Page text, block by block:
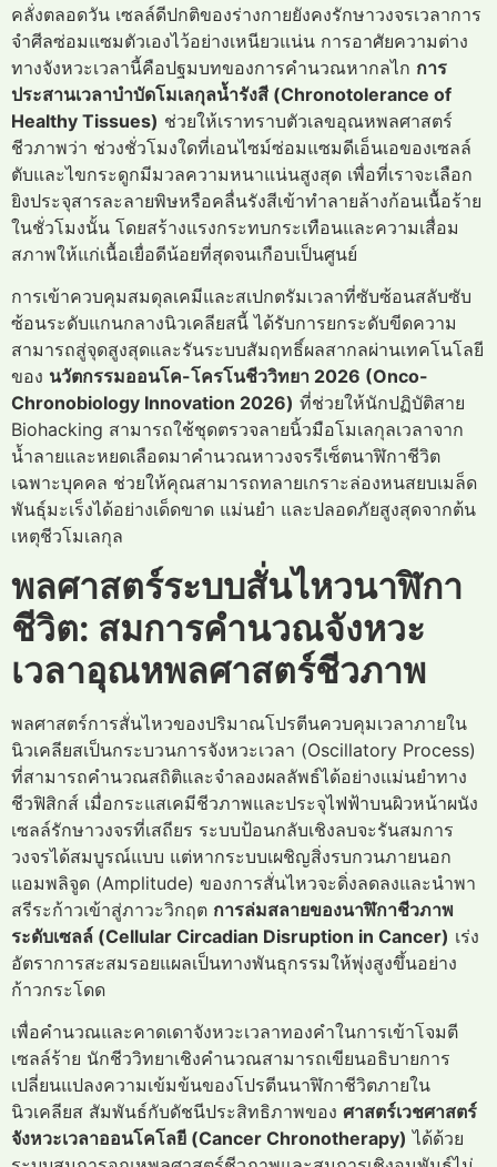
คลั่งตลอดวัน เซลล์ดีปกติของร่างกายยังคงรักษาวงจรเวลาการ
จำศีลซ่อมแซมตัวเองไว้อย่างเหนียวแน่น การอาศัยความต่าง
ทางจังหวะเวลานี้คือปฐมบทของการคำนวณหากลไก การ
ประสานเวลาบำบัดโมเลกุลน้ำรังสี (Chronotolerance of
Healthy Tissues) ช่วยให้เราทราบตัวเลขอุณหพลศาสตร์
ชีวภาพว่า ช่วงชั่วโมงใดที่เอนไซม์ซ่อมแซมดีเอ็นเอของเซลล์
ตับและไขกระดูกมีมวลความหนาแน่นสูงสุด เพื่อที่เราจะเลือก
ยิงประจุสารละลายพิษหรือคลื่นรังสีเข้าทำลายล้างก้อนเนื้อร้าย
ในชั่วโมงนั้น โดยสร้างแรงกระทบกระเทือนและความเสื่อม
สภาพให้แก่เนื้อเยื่อดีน้อยที่สุดจนเกือบเป็นศูนย์
การเข้าควบคุมสมดุลเคมีและสเปกตรัมเวลาที่ซับซ้อนสลับซับ
ซ้อนระดับแกนกลางนิวเคลียสนี้ ได้รับการยกระดับขีดความ
สามารถสู่จุดสูงสุดและรันระบบสัมฤทธิ์ผลสากลผ่านเทคโนโลยี
ของ นวัตกรรมออนโค-โครโนชีววิทยา 2026 (Onco-
Chronobiology Innovation 2026) ที่ช่วยให้นักปฏิบัติสาย
Biohacking สามารถใช้ชุดตรวจลายนิ้วมือโมเลกุลเวลาจาก
น้ำลายและหยดเลือดมาคำนวณหาวงจรรีเซ็ตนาฬิกาชีวิต
เฉพาะบุคคล ช่วยให้คุณสามารถทลายเกราะล่องหนสยบเมล็ด
พันธุ์มะเร็งได้อย่างเด็ดขาด แม่นยำ และปลอดภัยสูงสุดจากต้น
เหตุชีวโมเลกุล
พลศาสตร์ระบบสั่นไหวนาฬิกา
ชีวิต: สมการคำนวณจังหวะ
เวลาอุณหพลศาสตร์ชีวภาพ
พลศาสตร์การสั่นไหวของปริมาณโปรตีนควบคุมเวลาภายใน
นิวเคลียสเป็นกระบวนการจังหวะเวลา (Oscillatory Process)
ที่สามารถคำนวณสถิติและจำลองผลลัพธ์ได้อย่างแม่นยำทาง
ชีวฟิสิกส์ เมื่อกระแสเคมีชีวภาพและประจุไฟฟ้าบนผิวหน้าผนัง
เซลล์รักษาวงจรที่เสถียร ระบบป้อนกลับเชิงลบจะรันสมการ
วงจรได้สมบูรณ์แบบ แต่หากระบบเผชิญสิ่งรบกวนภายนอก
แอมพลิจูด (Amplitude) ของการสั่นไหวจะดิ่งลดลงและนำพา
สรีระก้าวเข้าสู่ภาวะวิกฤต การล่มสลายของนาฬิกาชีวภาพ
ระดับเซลล์ (Cellular Circadian Disruption in Cancer) เร่ง
อัตราการสะสมรอยแผลเป็นทางพันธุกรรมให้พุ่งสูงขึ้นอย่าง
ก้าวกระโดด
เพื่อคำนวณและคาดเดาจังหวะเวลาทองคำในการเข้าโจมตี
เซลล์ร้าย นักชีววิทยาเชิงคำนวณสามารถเขียนอธิบายการ
เปลี่ยนแปลงความเข้มข้นของโปรตีนนาฬิกาชีวิตภายใน
นิวเคลียส สัมพันธ์กับดัชนีประสิทธิภาพของ ศาสตร์เวชศาสตร์
จังหวะเวลาออนโคโลยี (Cancer Chronotherapy) ได้ด้วย